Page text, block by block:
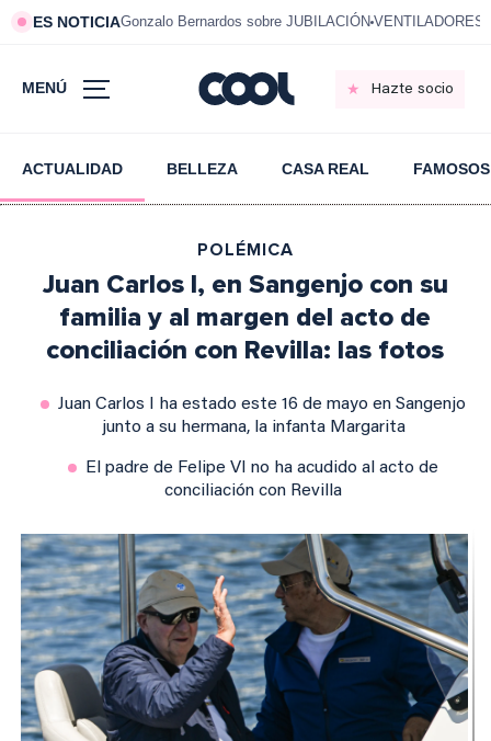
ES NOTICIAGonzalo Bernardos sobre JUBILACIÓN VENTILADORES
MENÚ Hazte socio
ACTUALIDAD BELLEZA CASA REAL FAMOSOS
POLÉMICA
Juan Carlos I, en Sangenjo con su
familia y al margen del acto de
conciliación con Revilla: las fotos
Juan Carlos I ha estado este 16 de mayo en Sangenjo
junto a su hermana, la infanta Margarita
El padre de Felipe VI no ha acudido al acto de
conciliación con Revilla